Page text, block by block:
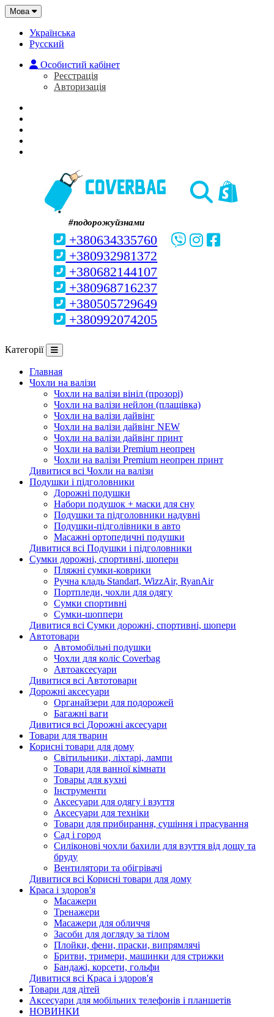
Мова
Українська
Русский
Особистий кабінет
Реєстрація
Авторизація
#подорожуйзнами
+380634335760
+380932981372
+380682144107
+380968716237
+380505729649
+380992074205
Категорії
Главная
Чохли на валізи
Чохли на валізи вініл (прозорі)
Чохли на валізи нейлон (плащівка)
Чохли на валізи дайвінг
Чохли на валізи дайвінг NEW
Чохли на валізи дайвінг принт
Чохли на валізи Premium неопрен
Чохли на валізи Premium неопрен принт
Дивитися всі Чохли на валізи
Подушки і підголовники
Дорожні подушки
Набори подушок + маски для сну
Подушки та підголовники надувні
Подушки-підголівники в авто
Масажні ортопедичні подушки
Дивитися всі Подушки і підголовники
Сумки дорожні, спортивні, шопери
Пляжні сумки-коврики
Ручна кладь Standart, WizzAir, RyanAir
Портпледи, чохли для одягу
Сумки спортивні
Сумки-шоппери
Дивитися всі Сумки дорожні, спортивні, шопери
Автотовари
Автомобільні подушки
Чохли для коліс Coverbag
Автоаксесуари
Дивитися всі Автотовари
Дорожні аксесуари
Органайзери для подорожей
Багажні ваги
Дивитися всі Дорожні аксесуари
Товари для тварин
Корисні товари для дому
Світильники, ліхтарі, лампи
Товари для ванної кімнати
Товары для кухні
Інструменти
Аксесуари для одягу і взуття
Аксесуари для техніки
Товари для прибирання, сушіння і прасування
Сад і город
Силіконові чохли бахили для взуття від дощу та
бруду
Вентилятори та обігрівачі
Дивитися всі Корисні товари для дому
Краса і здоров'я
Масажери
Тренажери
Масажери для обличчя
Засоби для догляду за тілом
Плойки, фени, праски, випрямлячі
Бритви, тримери, машинки для стрижки
Бандажі, корсети, гольфи
Дивитися всі Краса і здоров'я
Товари для дітей
Аксесуари для мобільних телефонів і планшетів
НОВИНКИ